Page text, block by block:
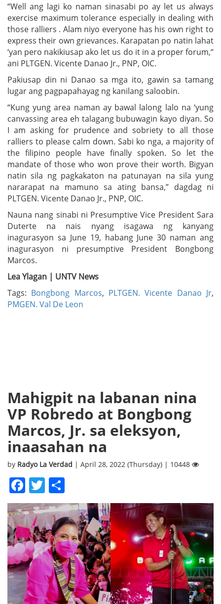
“Well ang lagi ko naman sinasabi po ay let us always
exercise maximum tolerance especially in dealing with
those ralliers . Alam niyo everyone has his own right to
express their own grievances. Karapatan po natin lahat
‘yan pero nakikiusap ako let us do it in a proper forum,“
ani PLTGEN. Vicente Danao Jr., PNP, OIC.
Pakiusap din ni Danao sa mga ito, gawin sa tamang
lugar ang pagpapahayag ng kanilang saloobin.
“Kung yung area naman ay bawal lalong lalo na ‘yung
canvassing area eh talagang bubuwagin kayo diyan. So
I am asking for prudence and sobriety to all those
ralliers to please calm down. Sabi ko nga, a majority of
the filipino people have finally spoken. So let the
mandate of those who won prove their worth. Bigyan
natin sila ng pagkakaton na patunayan na sila yung
nararapat na mamuno sa ating bansa,” dagdag ni
PLTGEN. Vicente Danao Jr., PNP, OIC.
Nauna nang sinabi ni Presumptive Vice President Sara
Duterte na nais nyang isagawa ng kanyang
inagurasyon sa June 19, habang June 30 naman ang
inagurasyon ni presumptive President Bongbong
Marcos.
Lea Ylagan | UNTV News
Tags: Bongbong Marcos, PLTGEN. Vicente Danao Jr,
PMGEN. Val De Leon
Mahigpit na labanan nina
VP Robredo at Bongbong
Marcos, Jr. sa eleksyon,
inaasahan na
by Radyo La Verdad | April 28, 2022 (Thursday) | 10448
Facebook
Twitter